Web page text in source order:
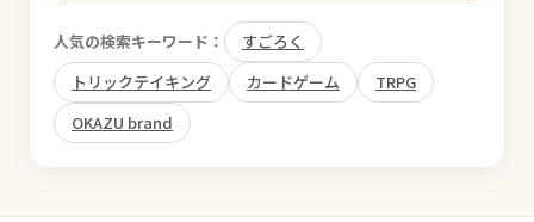
人気の検索キーワード：
すごろく
トリックテイキング
カードゲーム
TRPG
OKAZU brand